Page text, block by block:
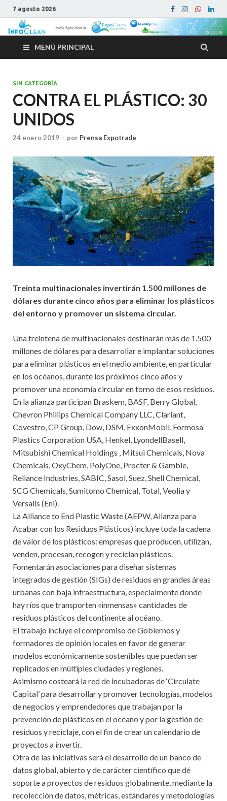
7 agosto 2026
MENÚ PRINCIPAL
SIN CATEGORÍA
CONTRA EL PLÁSTICO: 30
UNIDOS
24 enero 2019 - por Prensa Expotrade
Treinta multinacionales invertirán 1.500 millones de
dólares durante cinco años para eliminar los plásticos
del entorno y promover un sistema circular.
Una treintena de multinacionales destinarán más de 1.500
millones de dólares para desarrollar e implantar soluciones
para eliminar plásticos en el medio ambiente, en particular
en los océanos, durante los próximos cinco años y
promover una economía circular en torno de esos residuos.
En la alianza participan Braskem, BASF, Berry Global,
Chevron Phillips Chemical Company LLC, Clariant,
Covestro, CP Group, Dow, DSM, ExxonMobil, Formosa
Plastics Corporation USA, Henkel, LyondellBasell,
Mitsubishi Chemical Holdings , Mitsui Chemicals, Nova
Chemicals, OxyChem, PolyOne, Procter & Gamble,
Reliance Industries, SABIC, Sasol, Suez, Shell Chemical,
SCG Chemicals, Sumitomo Chemical, Total, Veolia y
Versalis (Eni).
La Alliance to End Plastic Waste (AEPW, Alianza para
Acabar con los Residuos Plásticos) incluye toda la cadena
de valor de los plásticos: empresas que producen, utilizan,
venden, procesan, recogen y reciclan plásticos.
Fomentarán asociaciones para diseñar sistemas
integrados de gestión (SIGs) de residuos en grandes áreas
urbanas con baja infraestructura, especialmente donde
hay ríos que transporten «inmensas» cantidades de
residuos plásticos del continente al océano.
El trabajo incluye el compromiso de Gobiernos y
formadores de opinión locales en favor de generar
modelos económicamente sostenibles que puedan ser
replicados en múltiples ciudades y regiones.
Asimismo costeará la red de incubadoras de ‘Circulate
Capital’ para desarrollar y promover tecnologías, modelos
de negocios y emprendedores que trabajan por la
prevención de plásticos en el océano y por la gestión de
residuos y reciclaje, con el fin de crear un calendario de
proyectos a invertir.
Otra de las iniciativas será el desarrollo de un banco de
datos global, abierto y de carácter científico que dé
soporte a proyectos de residuos globalmente, mediante la
recolección de datos, métricas, estándares y metodologías